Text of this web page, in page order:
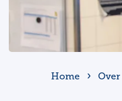
Home Over